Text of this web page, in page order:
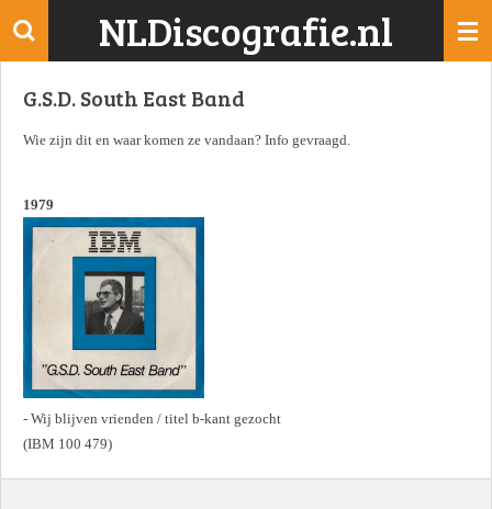
Ga
de
NLDiscografie.nl
G.S.D. South East Band
Wie zijn dit en waar komen ze vandaan? Info gevraagd.
1979
- Wij blijven vrienden / titel b-kant gezocht
(IBM 100 479)